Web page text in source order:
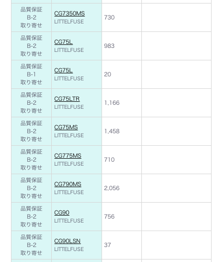
品質保証
B-2
取り寄せ
CG7350MS
LITTELFUSE
730
品質保証
B-2
取り寄せ
CG75L
LITTELFUSE
983
品質保証
B-1
取り寄せ
CG75L
LITTELFUSE
20
品質保証
B-2
取り寄せ
CG75LTR
LITTELFUSE
1,166
品質保証
B-2
取り寄せ
CG75MS
LITTELFUSE
1,458
品質保証
B-2
取り寄せ
CG775MS
LITTELFUSE
710
品質保証
B-2
取り寄せ
CG790MS
LITTELFUSE
2,056
品質保証
B-2
取り寄せ
CG90
LITTELFUSE
756
品質保証
B-2
取り寄せ
CG90LSN
LITTELFUSE
37